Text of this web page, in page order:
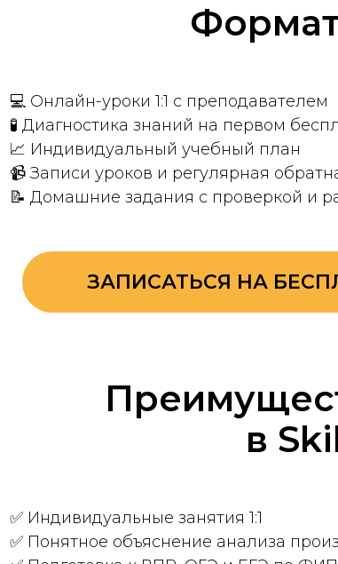
💻 Онлайн-уроки 1:1 с преподавателем
🧪 Диагностика знаний на первом
📈 Индивидуальный учебный план
📹 Записи уроков и регулярная
📝 Домашние задания с проверкой и
ЗАПИСАТЬСЯ НА
в
✅ Индивидуальные занятия 1:1
✅ Понятное объяснение анализа